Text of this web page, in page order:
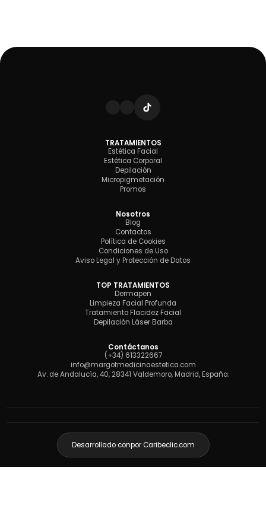
TRATAMIENTOS
Estética Facial
Estética Corporal
Depilación
Micropigmetación
Promos
Nosotros
Blog
Contactos
Política de Cookies
Condiciones de Uso
Aviso Legal y Protección de Datos
TOP TRATAMIENTOS
Dermapen
Limpieza Facial Profunda
Tratamiento Flacidez Facial
Depilación Láser Barba
Contáctanos
(+34) 613322667
info@margotmedicinaestetica.com
Av. de Andalucía, 40, 28341 Valdemoro, Madrid, España.
Desarrollado conpor Caribeclic.com